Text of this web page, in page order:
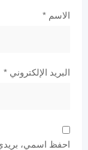
الاسم *
البريد الإلكتروني *
احفظ اسمي، بريدي